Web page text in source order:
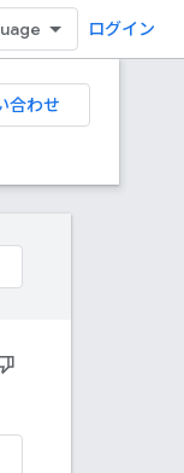
ログイン
合わせ